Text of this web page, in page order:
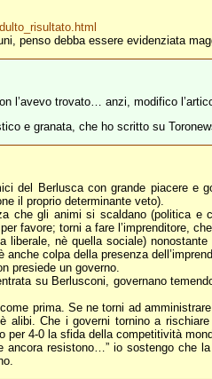
penso debba essere evidenziata
l’avevo trovato… anzi, modifico
e granata, che ho scritto su
del Berlusca con grande piacere e
il proprio determinante veto).
che gli animi si scaldano (politica
favore; torni a fare l’imprenditore,
liberale, nè quella sociale)
colpa della presenza
presiede un governo.
su Berlusconi, governano
prima. Se ne torni ad
Che i governi tornino a
per 4-0 la sfida della competitività
ancora resistono…” io sostengo